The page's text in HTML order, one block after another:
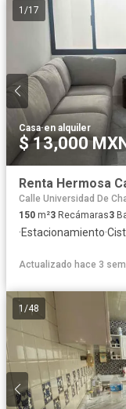
1 /17
Casa·en alquiler
$ 13,000
Renta Hermosa
Calle Universidad De
150 m²3 Recámaras3
·Estacionamiento·
Actualizado hace 3
1 /48